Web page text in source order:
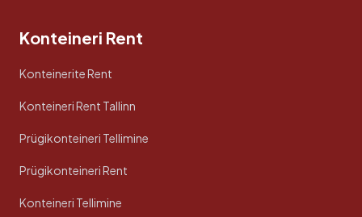
Konteineri Rent
Konteinerite Rent
Konteineri Rent Tallinn
Prügikonteineri Tellimine
Prügikonteineri Rent
Konteineri Tellimine